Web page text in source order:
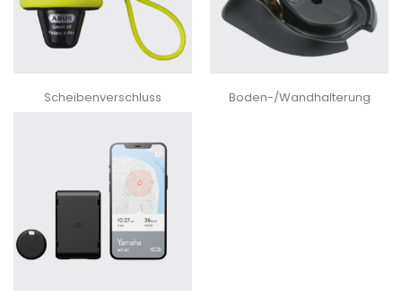
Scheibenverschluss Boden-/Wandhalterung